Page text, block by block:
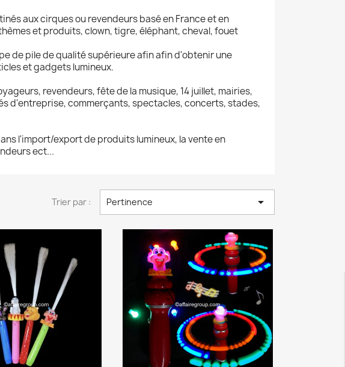
aux cirques ou revendeurs basé en France et en
et produits, clown, tigre, éléphant, cheval, fouet
de pile de qualité supérieure afin afin d'obtenir une
et gadgets lumineux.
revendeurs, fête de la musique, 14 juillet, mairies,
d'entreprise, commerçants, spectacles, concerts, stades,
l'import/export de produits lumineux, la vente en
ect...
Trier par : Pertinence 